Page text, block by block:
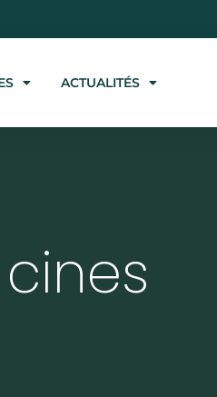
ACTUALITÉS